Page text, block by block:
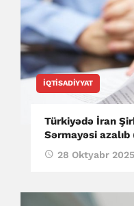
İQTISADIYYAT
Türkiyədə İran
Sərmayəsi azalıb
28 Oktyabr